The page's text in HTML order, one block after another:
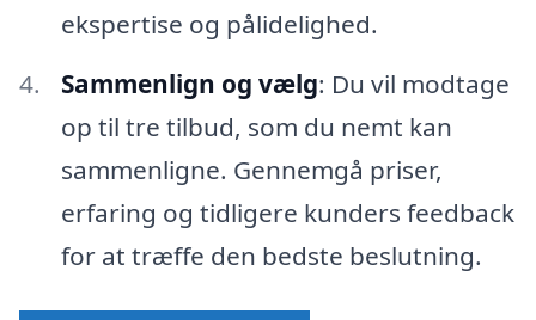
ekspertise og pålidelighed.
Sammenlign og vælg: Du vil modtage
op til tre tilbud, som du nemt kan
sammenligne. Gennemgå priser,
erfaring og tidligere kunders feedback
for at træffe den bedste beslutning.